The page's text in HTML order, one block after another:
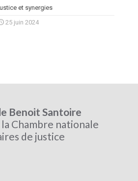
et synergies
25 juin 2024
Benoit Santoire
Chambre nationale
de justice